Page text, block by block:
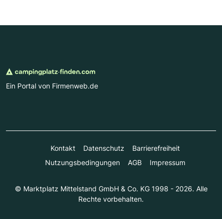
Ein Portal von Firmenweb.de
Kontakt Datenschutz
Barrierefreiheit
Nutzungsbedingungen
AGB Impressum
© Marktplatz Mittelstand GmbH & Co. KG 1998 - 2026. Alle
Rechte vorbehalten.